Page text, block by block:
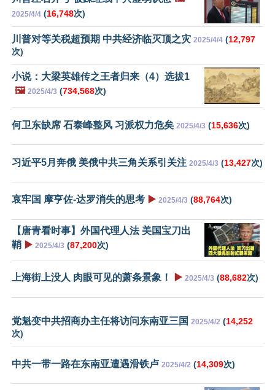
2025/4/4 (16,748次)
川普对等关税超预期 中共经济临灭顶之灾 2025/4/4 (12,797
次)
小说：大梁英雄传之王者归来（4）选拔1
🖼️ 2025/4/3 (734,568次)
何卫东缺席 石泰峰整风 习派权力危矣 2025/4/3 (15,636次)
习近平5月奔俄 美俄中共三角关系引关注 2025/4/3 (13,427次)
哀牢国 摩亨佐-达罗消失的思考 ▶️ 2025/4/3 (88,764次)
【唐青看时事】外国代理人法 美国宝刀出
鞘 ▶️ 2025/4/3 (87,200次)
上海街上没人 肉眼可见的萧条景象！ ▶️ 2025/4/3 (88,682次)
党魁变中共招商办主任将访问东南亚三国 2025/4/2 (14,252
次)
中共一带一路在东南亚遭遇滑铁卢 2025/4/2 (14,309次)